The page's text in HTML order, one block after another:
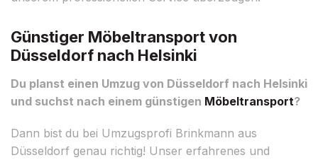
Günstiger Möbeltransport von
Düsseldorf nach Helsinki
Du planst einen Umzug von Düsseldorf nach Helsinki
und suchst nach einem günstigen Möbeltransport?
Dann bist du bei Umzugsprofi Brinkmann aus
Düsseldorf genau richtig! Unser erfahrenes und